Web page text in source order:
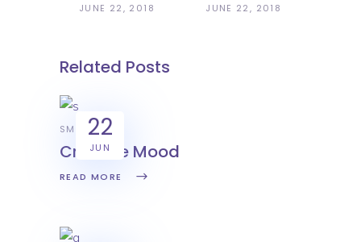
JUNE 22, 2018 JUNE 22, 2018
Related Posts
22
JUN
SMART
Creative Mood
READ MORE